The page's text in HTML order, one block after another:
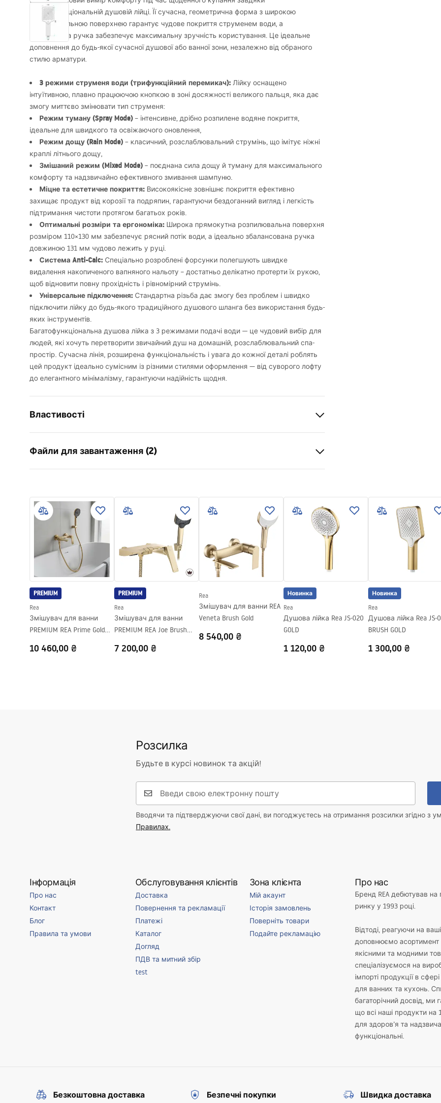
багатофункціональній душовій лійці. Її сучасна, геометрична форма з широкою
розпилювальною поверхнею гарантує чудове покриття струменем води, а
ергономічна ручка забезпечує максимальну зручність користування. Це ідеальне
доповнення до будь-якої сучасної душової або ванної зони, незалежно від обраного
стилю арматури.
3 режими струменя води (трифункційний перемикач): Лійку оснащено
інтуїтивною, плавно працюючою кнопкою в зоні досяжності великого пальця, яка дає
змогу миттєво змінювати тип струменя:
Режим туману (Spray Mode) – інтенсивне, дрібно розпилене водяне покриття,
ідеальне для швидкого та освіжаючого оновлення,
Режим дощу (Rain Mode) – класичний, розслаблювальний струмінь, що імітує ніжні
краплі літнього дощу,
Змішаний режим (Mixed Mode) – поєднана сила дощу й туману для максимального
комфорту та надзвичайно ефективного змивання шампуню.
Міцне та естетичне покриття: Високоякісне зовнішнє покриття ефективно
захищає продукт від корозії та подряпин, гарантуючи бездоганний вигляд і легкість
підтримання чистоти протягом багатьох років.
Оптимальні розміри та ергономіка: Широка прямокутна розпилювальна поверхня
розміром 110×130 мм забезпечує рясний потік води, а ідеально збалансована ручка
довжиною 131 мм чудово лежить у руці.
Система Anti-Calc: Спеціально розроблені форсунки полегшують швидке
видалення накопиченого вапняного нальоту – достатньо делікатно протерти їх рукою,
щоб відновити повну прохідність і рівномірний струмінь.
Універсальне підключення: Стандартна різьба дає змогу без проблем і швидко
підключити лійку до будь-якого традиційного душового шланга без використання будь-
яких інструментів.
Багатофункціональна душова лійка з 3 режимами подачі води — це чудовий вибір для
людей, які хочуть перетворити звичайний душ на домашній, розслаблювальний спа-
простір. Сучасна лінія, розширена функціональність і увага до кожної деталі роблять
цей продукт ідеально сумісним із різними стилями оформлення — від суворого лофту
до елегантного мінімалізму, гарантуючи надійність щодня.
Властивості
Матеріал
Спосіб монтажу
Прикручуваний
Висота
Гарантія
24 місяці
Файли для завантаження (2)
Pielęgnacja.pdf
Warranty_Terms_and_Conditions_
Accessories_-_24.pdf
PREMIUM
Rea
Змішувач для ванни
PREMIUM REA Prime Gold
10 460,00 ₴
PREMIUM
Rea
Змішувач для ванни
PREMIUM REA Joe Brush
7 200,00 ₴
Rea
Змішувач для ванни REA
Veneta Brush Gold
8 540,00 ₴
Новинка
Rea
Душова лійка Rea JS-020
GOLD
1 120,00 ₴
Новинка
Rea
Душова лійка Rea JS-
BRUSH GOLD
1 300,00 ₴
Розсилка
Будьте в курсі новинок та акцій!
Вводячи та підтверджуючи свої дані, ви погоджуєтесь на отримання розсилки згідно з
Правилах.
Інформація
Про нас
Контакт
Блог
Правила та умови
Обслуговування клієнтів
Доставка
Повернення та рекламації
Платежі
Каталог
Догляд
ПДВ та митний збір
test
Зона клієнта
Мій акаунт
Історія замовлень
Поверніть товари
Подайте рекламацію
Про нас
Бренд REA дебютував
ринку у 1993 році.
Відтоді, реагуючи на
доповнюємо
якісними та модними
спеціалізуємося на
імпорті продукції в
для ванних та кухонь.
багаторічний досвід, ми
що всі наші продукти на
для здоров’я та
функціональні.
Безкоштовна доставка Безпечні покупки Швидка доставка